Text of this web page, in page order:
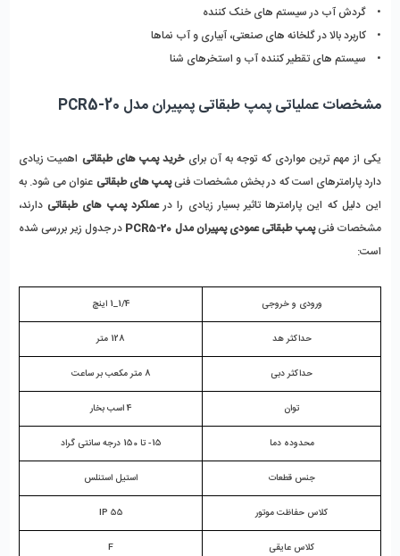
•    گردش آب در سیستم های خنک کننده
•    کاربرد بالا در گلخانه های صنعتی، آبیاری و آب نماها
•    سیستم های تقطیر کننده آب و استخرهای شنا
مشخصات عملیاتی پمپ طبقاتی پمپیران مدل PCR5-20
یکی از مهم ترین مواردی که توجه به آن برای خرید پمپ های طبقاتی
دارد پارامترهای است که در بخش مشخصات فنی پمپ های طبقاتی
این دلیل که این پارامترها تاثیر بسیار زیادی را در عملکرد پمپ های طبقاتی
مشخصات فنی پمپ طبقاتی عمودی پمپیران مدل PCR5-20
است:
ورودی و خروجی 1/4_1 اینچ
حداکثر هد 128 متر
حداکثر دبی 8 متر مکعب بر ساعت
توان 4 اسب بخار
محدوده دما 15- تا 150 درجه سانتی گراد
جنس قطعات استیل استنلس
کلاس حفاظت موتور IP 55
کلاس عایقی F